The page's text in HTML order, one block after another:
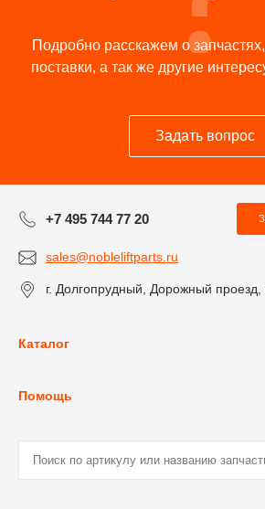
Подробно расскажем о
поставки, а так же другие
Задать вопрос
+7 495 744 77 20
sales@nobleliftparts.ru
г. Долгопрудный, Дорожный проезд,
Каталог
Помощь